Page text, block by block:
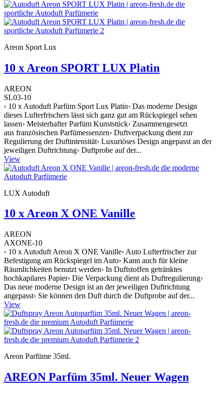
Areon Sport Lux
10 x Areon SPORT LUX Platin
AREON
SL03-10
› 10 x Autoduft Parfüm Sport Lux Platin› Das moderne Design
dieses Lufterfrischers lässt sich ganz gut am Rückspiegel sehen
lassen› Meisterhafter Parfüm Kunststück› Zusammengesetzt
aus französischen Parfümessenzen› Duftverpackung dient zur
Regulierung der Duftintensität› Luxuriöses Design angepasst an der
jeweiligen Duftrichtung› Duftprobe auf der...
View
LUX Autoduft
10 x Areon X ONE Vanille
AREON
AXONE-10
› 10 x Autoduft Areon X ONE Vanille› Auto Lufterfrischer zur
Befestigung am Rückspiegel im Auto› Kann auch für kleine
Räumlichkeiten benutzt werden› In Duftstoffen getränktes
hochkapilares Papier› Die Verpackung dient als Duftregulierung›
Das neue moderne Design ist an der jeweiligen Duftrichtung
angepasst› Sie können den Duft durch die Duftprobe auf der...
View
Areon Parfüme 35ml.
AREON Parfüm 35ml. Neuer Wagen